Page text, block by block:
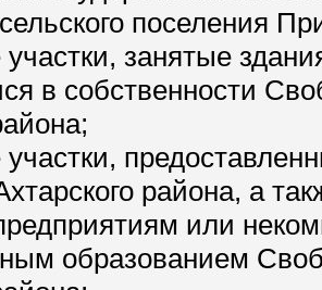
поселения
занятые
в собственности
района, а
или
образованием